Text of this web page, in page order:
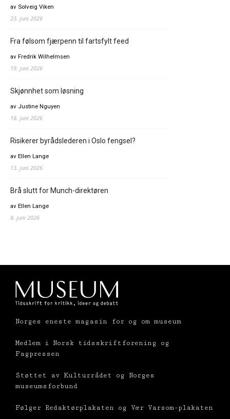
av Solveig Viken
23. juni 2026
Fra følsom fjærpenn til fartsfylt feed
av Fredrik Wilhelmsen
19. juni 2026
Skjønnhet som løsning
av Justine Nguyen
18. juni 2026
Risikerer byrådslederen i Oslo fengsel?
av Ellen Lange
13. juni 2026
Brå slutt for Munch-direktøren
av Ellen Lange
8. juni 2026
Norges eneste magasin for og om museum
Medlem i Norsk tidsskriftforening og
Fagpressen
Støttet av Kulturrådet og Norges
museumsforbund
Følger Redaktørplakaten og Vær Varsom-plakaten